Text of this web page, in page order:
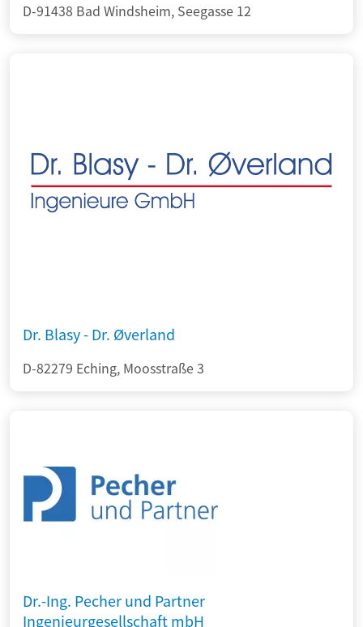
D-91438 Bad Windsheim, Seegasse 12
Dr. Blasy - Dr. Øverland
D-82279 Eching, Moosstraße 3
Dr.-Ing. Pecher und Partner
Ingenieurgesellschaft mbH